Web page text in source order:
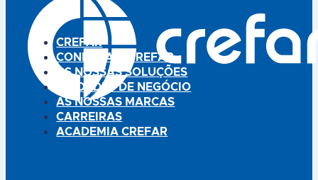
CREFAR
CONHEÇA A CREFAR
AS NOSSAS SOLUÇÕES
UNIDADES DE NEGÓCIO
AS NOSSAS MARCAS
CARREIRAS
ACADEMIA CREFAR